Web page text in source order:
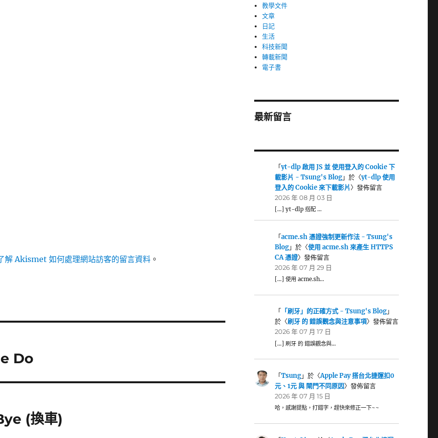
解 Akismet 如何處理網站訪客的留言資料 。
Do
(換車)
教學文件
文章
日記
生活
科技新聞
轉載新聞
電子書
最新留言
「yt-dlp 啟用 JS 並 使用登入的 Cookie 下
載影片 - Tsung's Blog」於〈yt-dlp 使用
登入的 Cookie 來下載影片〉發佈留言
2026 年 08 月 03 日
[…] yt-dlp 搭配 …
「acme.sh 憑證強制更新作法 - Tsung's
Blog」於〈使用 acme.sh 來產生 HTTPS
CA 憑證〉發佈留言
2026 年 07 月 29 日
[…] 使用 acme.sh…
「 「刷牙」的正確方式 - Tsung's Blog」
於〈刷牙 的 錯誤觀念與注意事項〉發佈留言
2026 年 07 月 17 日
[…] 刷牙 的 錯誤觀念與…
「Tsung」於〈Apple Pay 搭台北捷運扣0
元、1元 與 閘門不同原因〉發佈留言
2026 年 07 月 15 日
哈，感謝提點，打錯字，趕快來修正一下~~